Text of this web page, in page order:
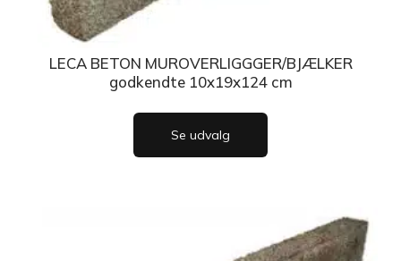
LECA BETON MUROVERLIGGGER/BJÆLKER
godkendte 10x19x124 cm
Se udvalg